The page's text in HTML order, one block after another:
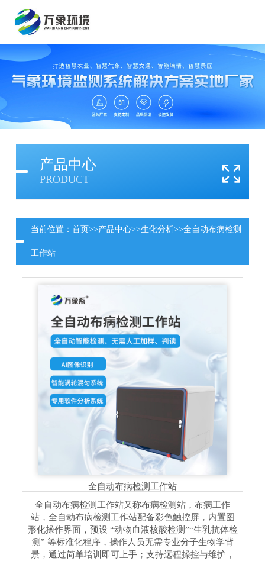
产品中心
PRODUCT
当前位置： 首页>>产品中心>>生化分析>>全自动布病检测
工作站
全自动布病检测工作站
全自动布病检测工作站又称布病检测站，布病工作
站，全自动布病检测工作站配备彩色触控屏，内置图
形化操作界面，预设 “动物血液核酸检测”“生乳抗体检
测” 等标准化程序，操作人员无需专业分子生物学背
景，通过简单培训即可上手；支持远程操控与维护，